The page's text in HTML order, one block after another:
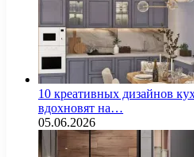
10 креативных дизайнов
вдохновят на…
05.06.2026